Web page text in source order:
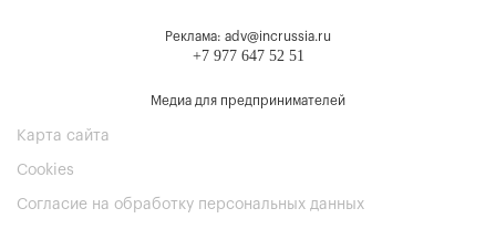
Реклама: adv@incrussia.ru
+7 977 647 52 51
Медиа для предпринимателей
Карта сайта
Cookies
Согласие на обработку персональных данных